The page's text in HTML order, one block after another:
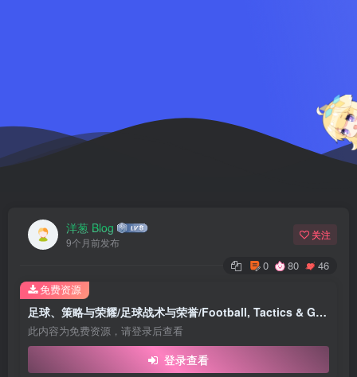
洋葱 Blog
9个月前发布
关注
0 80 46
足球、策略与荣耀/足球战术与荣誉/Football, Tactics & Glory
此内容为免费资源，请登录后查看
登录查看
免费资源